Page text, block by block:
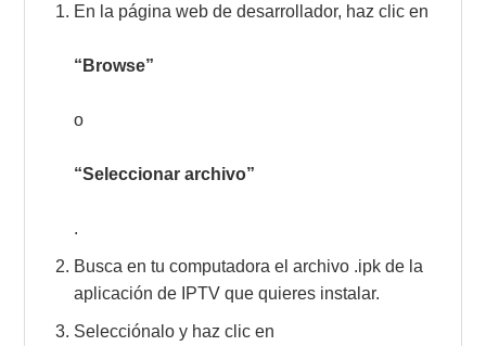
En la página web de desarrollador, haz clic en
“Browse”
o
“Seleccionar archivo”
.
Busca en tu computadora el archivo .ipk de la
aplicación de IPTV que quieres instalar.
Selecciónalo y haz clic en